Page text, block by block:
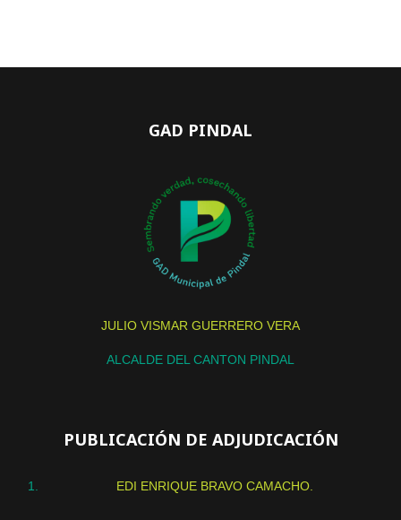
GAD PINDAL
JULIO VISMAR GUERRERO VERA
ALCALDE DEL CANTON PINDAL
PUBLICACIÓN DE ADJUDICACIÓN
EDI ENRIQUE BRAVO CAMACHO.